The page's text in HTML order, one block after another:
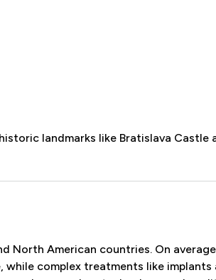
landmarks like Bratislava Castle
North American countries. On
while complex treatments like implants